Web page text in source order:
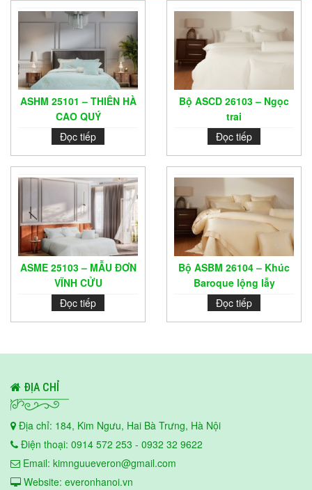
ASHM 25101 – THIÊN HÀ
CAO QUÝ
Đọc tiếp
Bộ ASCD 26103 – Ngọc
trai
Đọc tiếp
ASME 25103 – MẪU ĐƠN
VĨNH CỬU
Đọc tiếp
Bộ ASBM 26104 – Khúc
Baroque lộng lẫy
Đọc tiếp
ĐỊA CHỈ
Địa chỉ: 184, Kim Ngưu, Hai Bà Trưng, Hà Nội
Điện thoại: 0914 572 253 - 0932 32 9622
Email: kimnguueveron@gmail.com
Website: everonhanoi.vn